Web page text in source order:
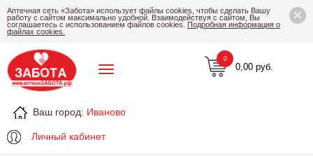
×
Аптечная сеть «Забота» использует файлы cookies, чтобы сделать Вашу
работу с сайтом максимально удобной. Взаимодействуя с сайтом, Вы
соглашаетесь с использованием файлов cookies. Подробная информация о
файлах cookies.
Ваш город: Иваново
Личный кабинет
0,00 руб.
0